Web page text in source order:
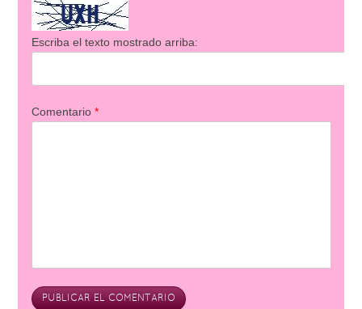
Escriba el texto mostrado arriba:
Comentario *